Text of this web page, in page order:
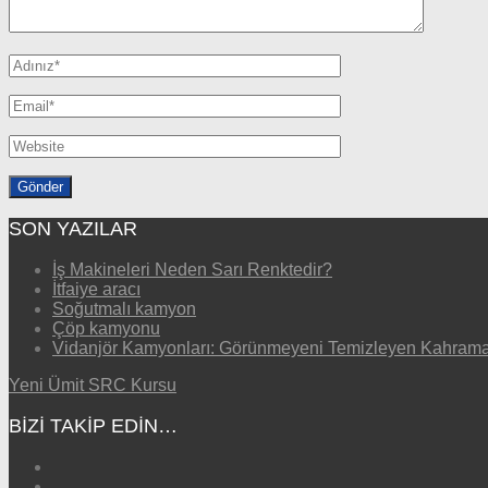
SON YAZILAR
İş Makineleri Neden Sarı Renktedir?
İtfaiye aracı
Soğutmalı kamyon
Çöp kamyonu
Vidanjör Kamyonları: Görünmeyeni Temizleyen
Yeni Ümit SRC Kursu
BIZI TAKIP EDIN…